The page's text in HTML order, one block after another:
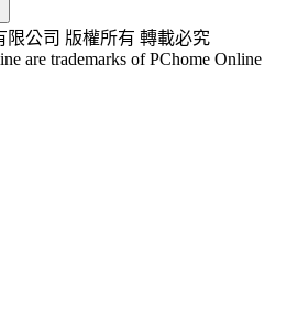
公司 版權所有 轉載必究
are trademarks of PChome Online